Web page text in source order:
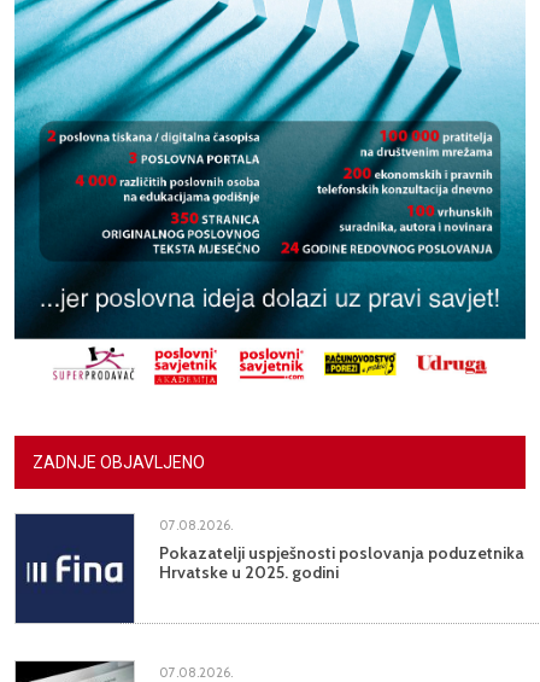
ZADNJE OBJAVLJENO
07.08.2026.
Pokazatelji uspješnosti poslovanja poduzetnika
Hrvatske u 2025. godini
07.08.2026.